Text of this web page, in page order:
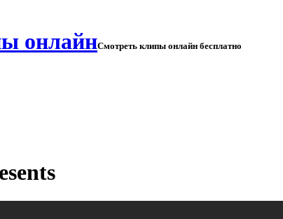
Смотреть клипы онлайн бесплатно